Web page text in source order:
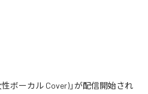
ボーカル Cover)」が配信開始され